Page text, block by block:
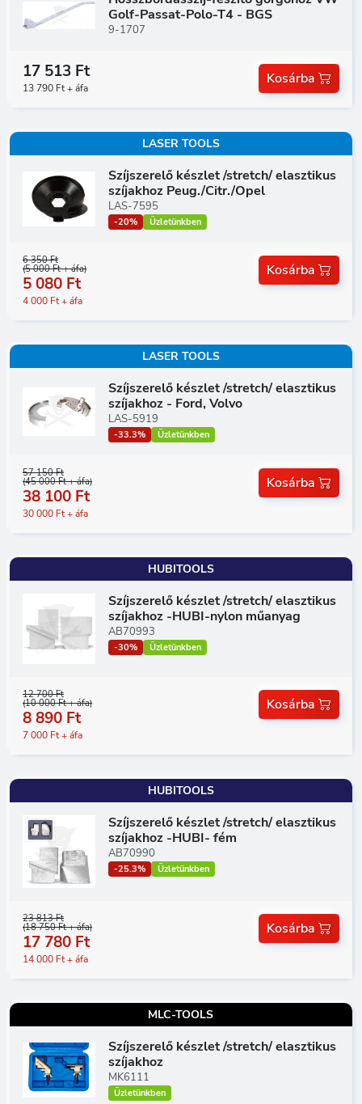
Golf-Passat-Polo-T4 - BGS
9-1707
17 513 Ft
13 790 Ft + áfa
Kosárba
LASER TOOLS
Szíjszerelő készlet /stretch/ elasztikus
szíjakhoz Peug./Citr./Opel
LAS-7595
-20% Üzletünkben
6 350 Ft
(5 000 Ft + áfa)
5 080 Ft
4 000 Ft + áfa
Kosárba
LASER TOOLS
Szíjszerelő készlet /stretch/ elasztikus
szíjakhoz - Ford, Volvo
LAS-5919
-33.3% Üzletünkben
57 150 Ft
(45 000 Ft + áfa)
38 100 Ft
30 000 Ft + áfa
Kosárba
HUBITOOLS
Szíjszerelő készlet /stretch/ elasztikus
szíjakhoz -HUBI-nylon műanyag
AB70993
-30% Üzletünkben
12 700 Ft
(10 000 Ft + áfa)
8 890 Ft
7 000 Ft + áfa
Kosárba
HUBITOOLS
Szíjszerelő készlet /stretch/ elasztikus
szíjakhoz -HUBI- fém
AB70990
-25.3% Üzletünkben
23 813 Ft
(18 750 Ft + áfa)
17 780 Ft
14 000 Ft + áfa
Kosárba
MLC-TOOLS
Szíjszerelő készlet /stretch/ elasztikus
szíjakhoz
MK6111
Üzletünkben